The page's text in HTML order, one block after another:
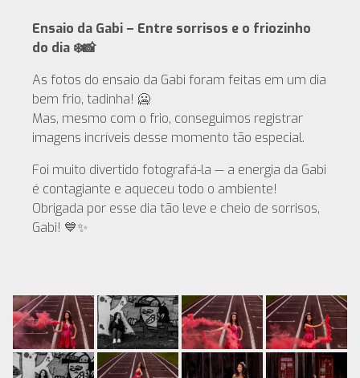
Ensaio da Gabi – Entre sorrisos e o friozinho
do dia ❄️📸
As fotos do ensaio da Gabi foram feitas em um dia
bem frio, tadinha! 🥶
Mas, mesmo com o frio, conseguimos registrar
imagens incríveis desse momento tão especial.
Foi muito divertido fotografá-la — a energia da Gabi
é contagiante e aqueceu todo o ambiente!
Obrigada por esse dia tão leve e cheio de sorrisos,
Gabi! 💙✨